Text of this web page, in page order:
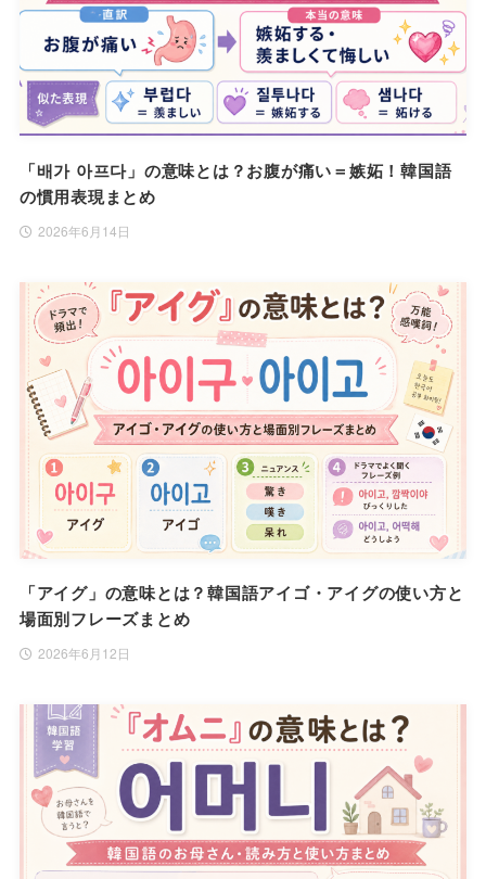
「배가 아프다」の意味とは？お腹が痛い＝嫉妬！韓国語
の慣用表現まとめ
2026年6月14日
「アイグ」の意味とは？韓国語アイゴ・アイグの使い方と
場面別フレーズまとめ
2026年6月12日